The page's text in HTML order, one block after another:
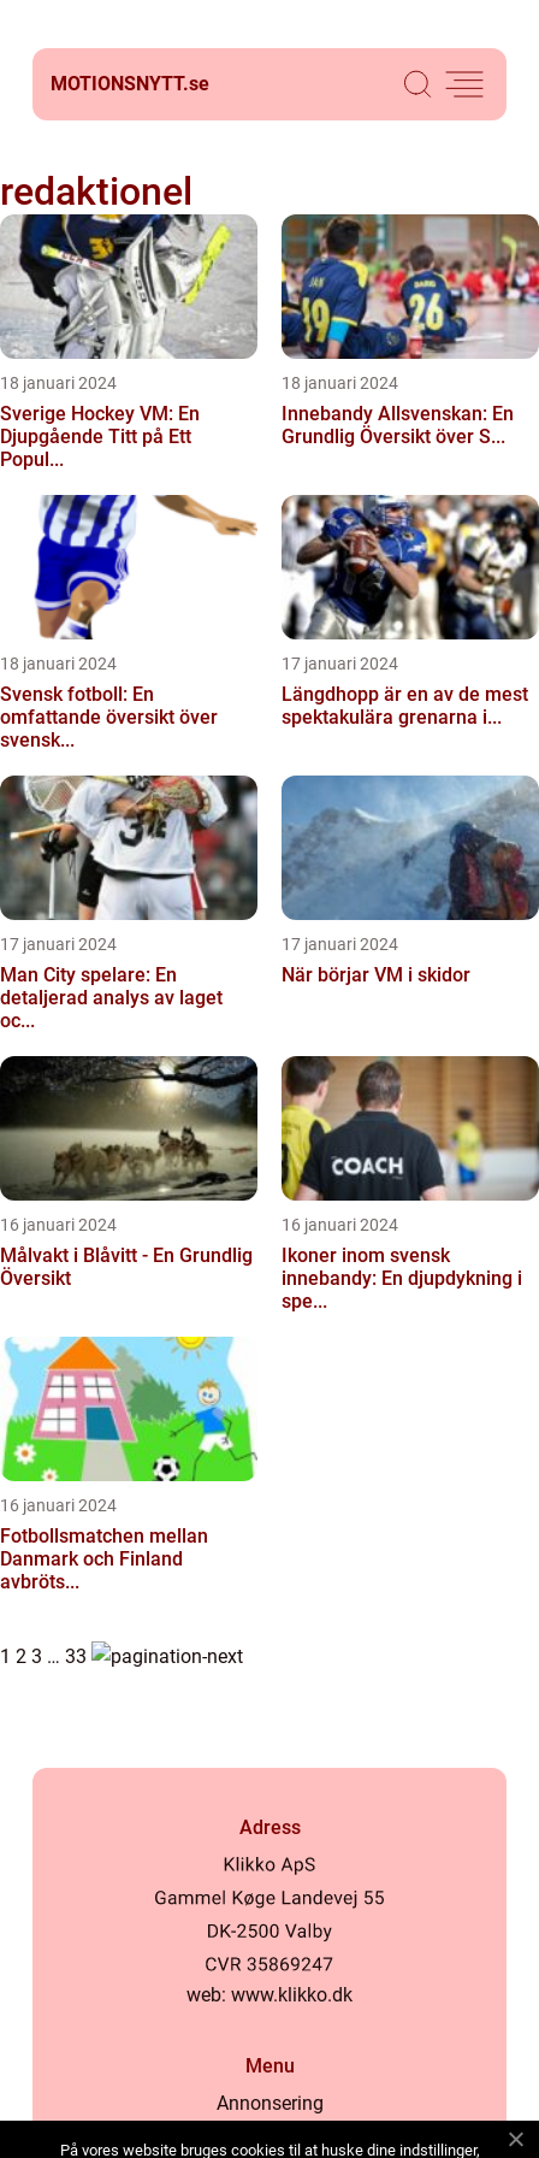
MOTIONSNYTT.se
redaktionel
18 januari 2024
Sverige Hockey VM: En
Djupgående Titt på Ett
Popul...
18 januari 2024
Innebandy Allsvenskan: En
Grundlig Översikt över S...
18 januari 2024
Svensk fotboll: En
omfattande översikt över
svensk...
17 januari 2024
Längdhopp är en av de mest
spektakulära grenarna i...
17 januari 2024
Man City spelare: En
detaljerad analys av laget
oc...
17 januari 2024
När börjar VM i skidor
16 januari 2024
Målvakt i Blåvitt - En Grundlig
Översikt
16 januari 2024
Ikoner inom svensk
innebandy: En djupdykning i
spe...
16 januari 2024
Fotbollsmatchen mellan
Danmark och Finland
avbröts...
1 2 3 … 33
Adress
web: www.klikko.dk
Menu
Annonsering
På vores website bruges cookies til at huske dine indstillinger,